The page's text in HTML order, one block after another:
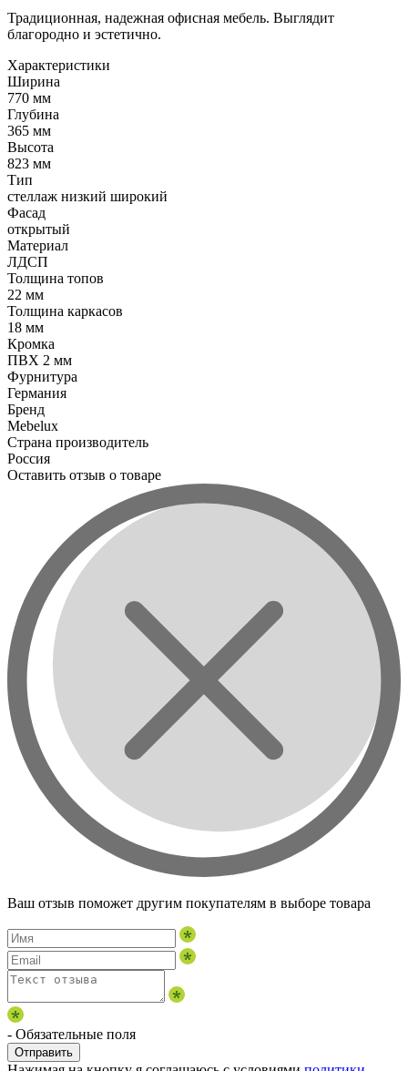
Традиционная, надежная офисная мебель. Выглядит
благородно и эстетично.
Характеристики
Ширина
770 мм
Глубина
365 мм
Высота
823 мм
Тип
стеллаж низкий широкий
Фасад
открытый
Материал
ЛДСП
Толщина топов
22 мм
Толщина каркасов
18 мм
Кромка
ПВХ 2 мм
Фурнитура
Германия
Бренд
Mebelux
Страна производитель
Россия
Оставить отзыв о товаре
Ваш отзыв поможет другим покупателям в выборе товара
- Обязательные поля
Отправить